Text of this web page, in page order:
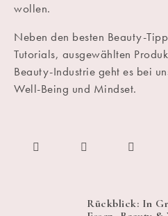
wollen.
Neben den besten Beauty-
Tutorials, ausgewählten
Beauty-Industrie geht es bei
Well-Being und Mindset.
Rückblick: In